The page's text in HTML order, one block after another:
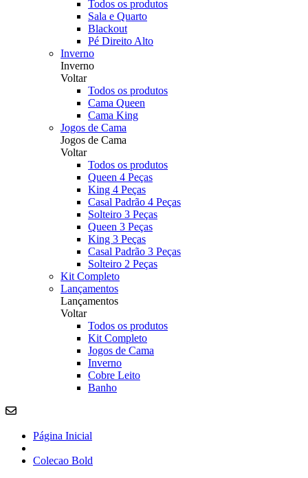
Todos os produtos
Sala e Quarto
Blackout
Pé Direito Alto
Inverno
Inverno
Voltar
Todos os produtos
Cama Queen
Cama King
Jogos de Cama
Jogos de Cama
Voltar
Todos os produtos
Queen 4 Peças
King 4 Peças
Casal Padrão 4 Peças
Solteiro 3 Peças
Queen 3 Peças
King 3 Peças
Casal Padrão 3 Peças
Solteiro 2 Peças
Kit Completo
Lançamentos
Lançamentos
Voltar
Todos os produtos
Kit Completo
Jogos de Cama
Inverno
Cobre Leito
Banho
Página Inicial
Colecao Bold